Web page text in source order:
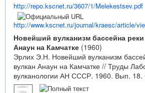
http://repo.kscnet.ru/3607/1/Melekestsev.pdf
http://www.kscnet.ru/journal/kraesc/article/
Новейший вулканизм бассейна
Анаун на Камчатке (1960)
Эрлих Э.Н. Новейший вулканизм
вулкан Анаун на Камчатке // Труды
вулканологии АН СССР. 1960. Вып. 18.